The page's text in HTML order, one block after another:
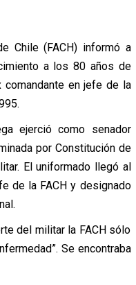
Chile (FACH) informó a
a los 80 años de
comandante en jefe de la
ejerció como senador
por Constitución de
El uniformado llegó al
de la FACH y designado
del militar la FACH sólo
Se encontraba